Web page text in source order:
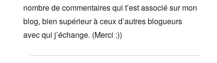
nombre de commentaires qui t’est associé sur mon
blog, bien supérieur à ceux d’autres blogueurs
avec qui j’échange. (Merci :))